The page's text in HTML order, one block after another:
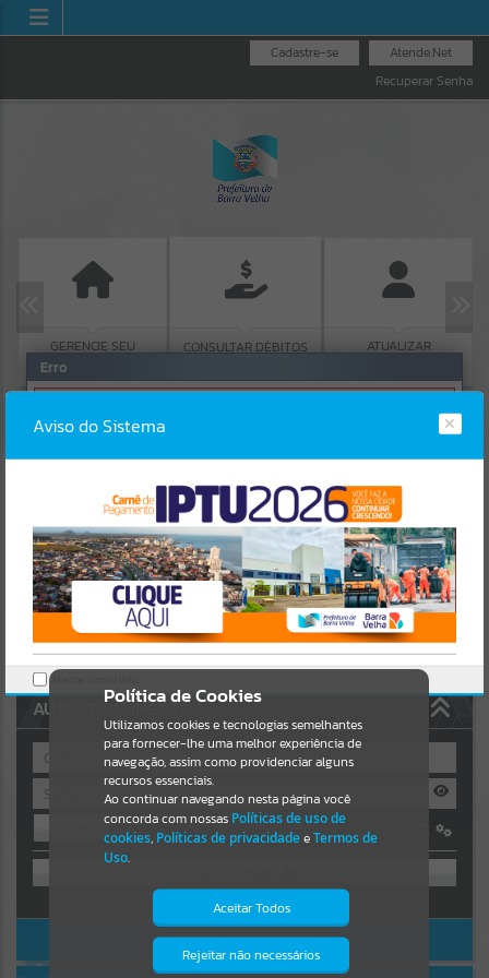
Atende.Net
Cadastre-se
Recuperar Senha
GERENCIE SEU
CONSULTAR DÉBITOS
ATUALIZAR
Resultados para""
Portais
Por favor, aguarde...
NOTÍCIAS
Por favor, aguarde...
SUBPORTAIS
Por favor, aguarde...
Por favor, aguarde...
AUTOATENDIMENTO
ACESSAR SEM LOGIN
Política de Cookies
Utilizamos cookies e tecnologias semelhantes
para fornecer-lhe uma melhor experiência de
navegação, assim como providenciar alguns
recursos essenciais.
Ao continuar navegando nesta página você
concorda com nossas Políticas de uso de
cookies, Políticas de privacidadeeTermos de
Uso.
Aceitar Todos
Rejeitar não necessários
Isto significa que diversos recursos
Aviso do Sistema
Erro
EST-000040
Ocorreu um erro de script:
Uncaught SyntaxError: Unexpected token '('
https://nfse-
barravelha.atende.net/cidadao/pagina/static/bundle/wpo_index_2_b
ase_l2_portal_editores_sync_b970c857b955c5a634326997984da23
9.js?v=ee03ef04:47
Verificar Mais Detalhes
OK